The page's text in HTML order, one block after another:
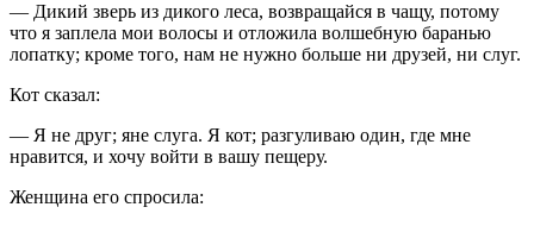
— Дикий зверь из дикого леса, возвращайся в чащу, потому
что я заплела мои волосы и отложила волшебную баранью
лопатку; кроме того, нам не нужно больше ни друзей, ни слуг.
Кот сказал:
— Я не друг; яне слуга. Я кот; разгуливаю один, где мне
нравится, и хочу войти в вашу пещеру.
Женщина его спросила: